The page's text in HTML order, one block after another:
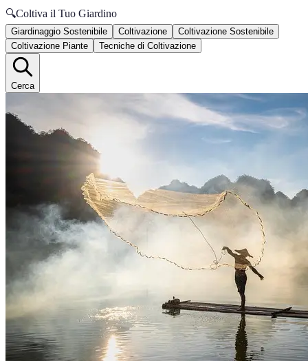
🔍Coltiva il Tuo Giardino
Giardinaggio Sostenibile Coltivazione
Coltivazione Sostenibile
Coltivazione Piante
Tecniche di Coltivazione
Cerca